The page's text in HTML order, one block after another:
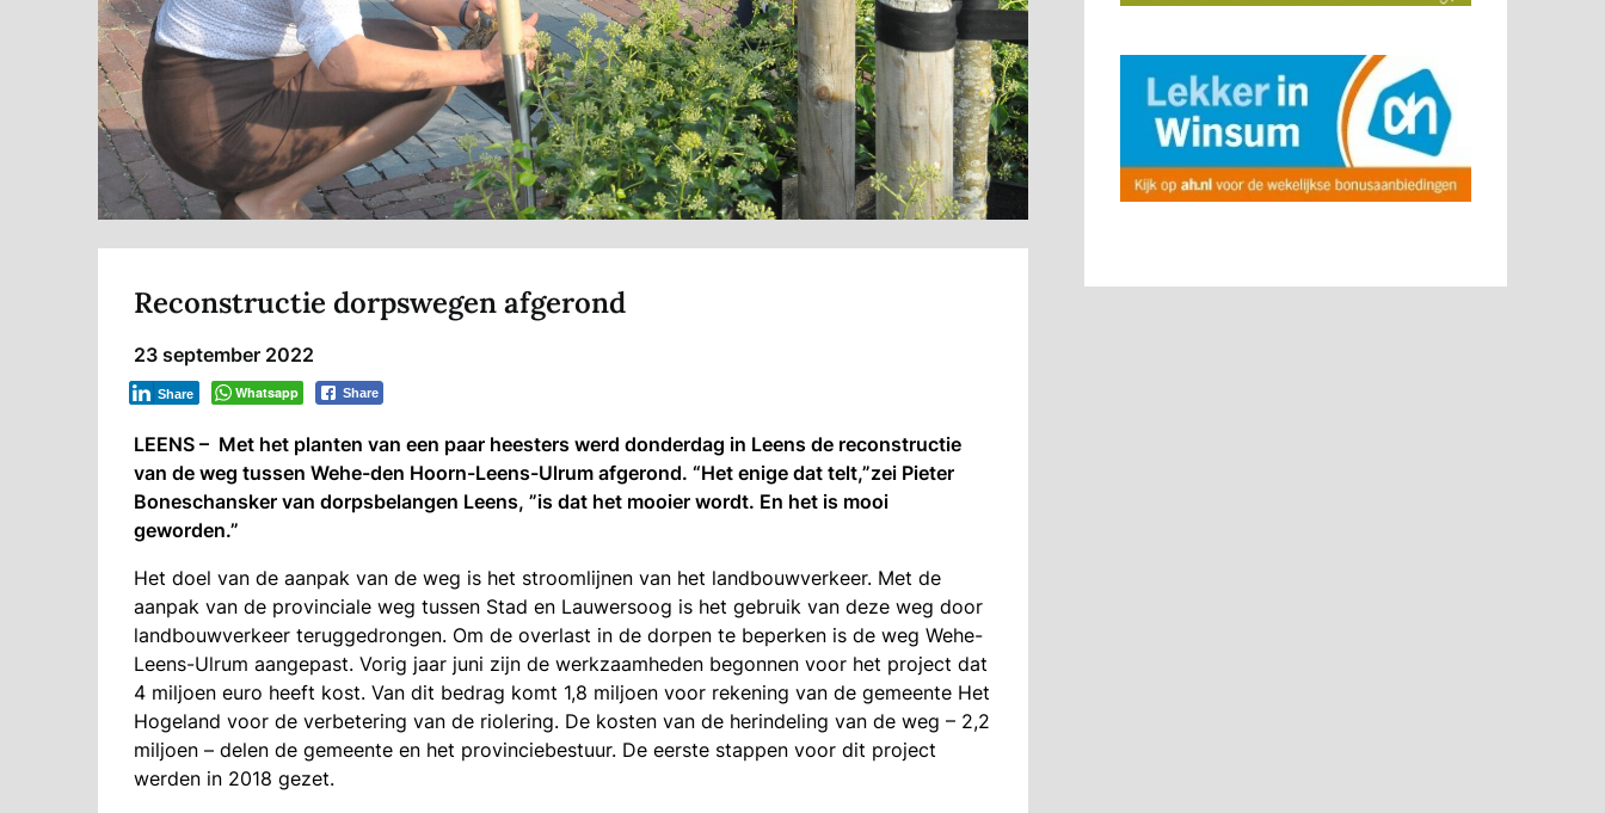
Reconstructie dorpswegen afgerond
23 september 2022
Whatsapp Share
Share
LEENS – Met het planten van een paar heesters werd donderdag in Leens de reconstructie
van de weg tussen Wehe-den Hoorn-Leens-Ulrum afgerond. “Het enige dat telt,”zei Pieter
Boneschansker van dorpsbelangen Leens, ”is dat het mooier wordt. En het is mooi
geworden.”
Het doel van de aanpak van de weg is het stroomlijnen van het landbouwverkeer. Met de
aanpak van de provinciale weg tussen Stad en Lauwersoog is het gebruik van deze weg door
landbouwverkeer teruggedrongen. Om de overlast in de dorpen te beperken is de weg Wehe-
Leens-Ulrum aangepast. Vorig jaar juni zijn de werkzaamheden begonnen voor het project dat
4 miljoen euro heeft kost. Van dit bedrag komt 1,8 miljoen voor rekening van de gemeente Het
Hogeland voor de verbetering van de riolering. De kosten van de herindeling van de weg – 2,2
miljoen – delen de gemeente en het provinciebestuur. De eerste stappen voor dit project
werden in 2018 gezet.